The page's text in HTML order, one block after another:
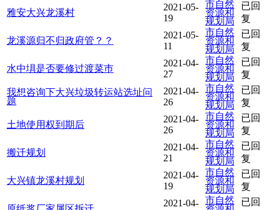
雅安大兴龙溪村
2021-05-
19
市自然
资源和
规划局
已回
复
龙溪源归不归政府管？？
2021-05-
11
市自然
资源和
规划局
已回
复
水中埧是否要修过渡菜巿
2021-04-
27
市自然
资源和
规划局
已回
复
我想咨询下大兴垃圾转运站选址问
题
2021-04-
26
市自然
资源和
规划局
已回
复
土地使用权到期后
2021-04-
26
市自然
资源和
规划局
已回
复
搬迁规划
2021-04-
21
市自然
资源和
规划局
已回
复
大兴镇龙溪村规划
2021-04-
19
市自然
资源和
规划局
已回
复
2021-04-
市自然
已回